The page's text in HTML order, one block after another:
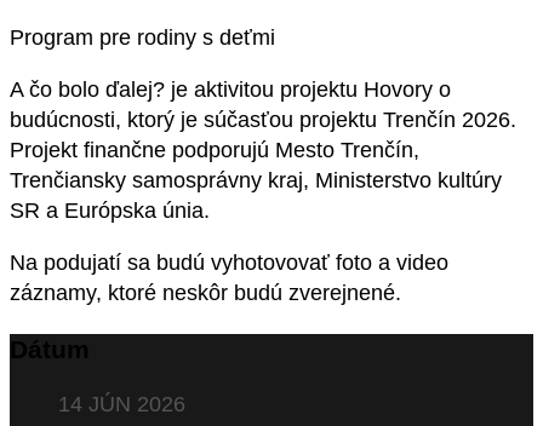
Program pre rodiny s deťmi
A čo bolo ďalej? je aktivitou projektu Hovory o
budúcnosti, ktorý je súčasťou projektu Trenčín 2026.
Projekt finančne podporujú Mesto Trenčín,
Trenčiansky samosprávny kraj, Ministerstvo kultúry
SR a Európska únia.
Na podujatí sa budú vyhotovovať foto a video
záznamy, ktoré neskôr budú zverejnené.
Dátum
14 JÚN 2026